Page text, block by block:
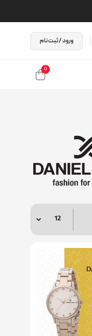
ورود / ثبت‌نام
0